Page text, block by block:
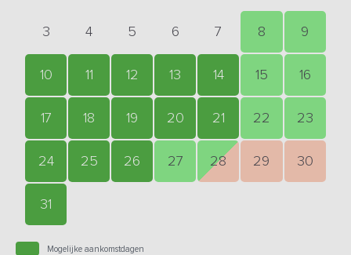
3 4 5 6 7 8 9
10 11 12 13 14 15 16
17 18 19 20 21 22 23
24 25 26 27 28 29 30
31
Mogelijke aankomstdagen